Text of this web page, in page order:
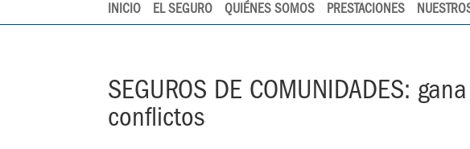
INICIO EL SEGURO QUIÉNES SOMOS PRESTACIONES
SEGUROS DE COMUNIDADES:
conflictos